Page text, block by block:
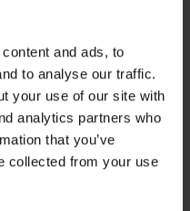
and ads, to
to analyse our traffic.
your use of our site with
analytics partners who
that you’ve
collected from your use
2PACK Grudnjak Flexi Zoe
bešavni
34,99 €